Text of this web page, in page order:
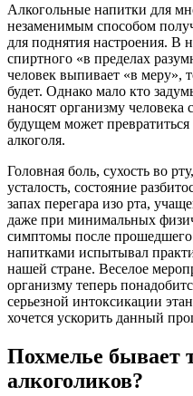
Алкогольные напитки для
незаменимым способом
для поднятия настроения. В
спиртного «в пределах
человек выпивает «в меру»,
будет. Однако мало кто
наносят организму
будущем может
алкоголя.
Головная боль, сухость во
усталость, состояние
запах перегара изо рта,
даже при минимальных
симптомы после прошедшего
напитками испытывал
нашей стране. Веселое
организму теперь
серьезной интоксикации
хочется ускорить данный
Похмелье бывает
алкоголиков?